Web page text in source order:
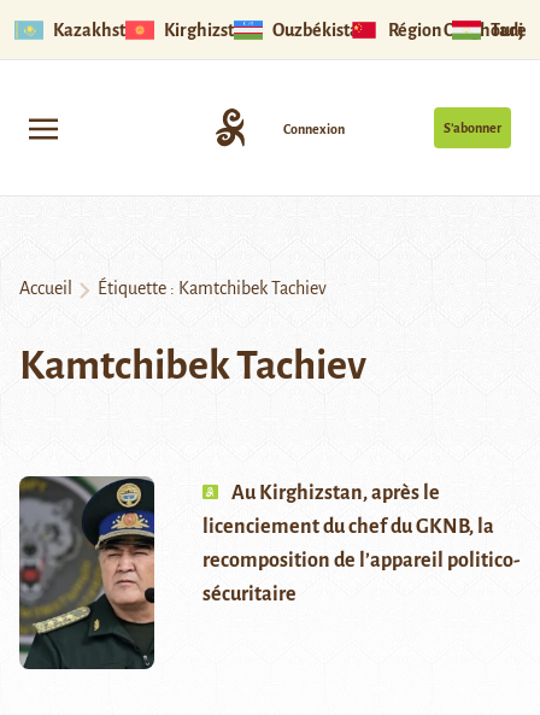
Kazakhstan Kirghizstan Ouzbékistan Région Ouïghoure
S’abonner
Connexion
Accueil Étiquette : Kamtchibek Tachiev
Kamtchibek Tachiev
Au Kirghizstan, après le
licenciement du chef du GKNB, la
recomposition de l’appareil politico-
sécuritaire